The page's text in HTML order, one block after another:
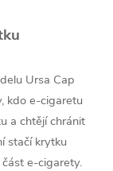
Ursa Cap
kdo e-cigaretu
a chtějí chránit
stačí krytku
e-cigarety.